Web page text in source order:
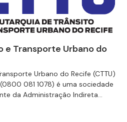
e Transporte Urbano do
Urbano do Recife (CTTU)
081 1078) é uma sociedade
da Administração Indireta...